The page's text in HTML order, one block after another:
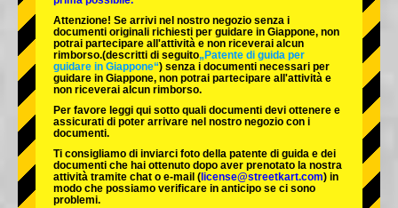
Okinawa
Attenzione! Se arrivi nel nostro negozio senza i
documenti originali richiesti per guidare in Giappone, non
potrai partecipare all'attività e non riceverai alcun
rimborso.(descritti di seguito„Patente di guida per
guidare in Giappone“) senza i documenti necessari per
guidare in Giappone, non potrai partecipare all'attività e
non riceverai alcun rimborso.
Per favore leggi qui sotto quali documenti devi ottenere e
assicurati di poter arrivare nel nostro negozio con i
documenti.
Ti consigliamo di inviarci foto della patente di guida e dei
documenti che hai ottenuto dopo aver prenotato la nostra
attività tramite chat o e-mail ( license@streetkart.com) in
modo che possiamo verificare in anticipo se ci sono
problemi.